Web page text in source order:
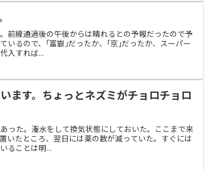
前線通過後の午後からは晴れるとの予報だったので予
いるので、｢富嶽｣だったか、｢京｣だったか、スーパー
入すれば...
ます。ちょっとネズミがチョロチョロ
った。潅水をして換気状態にしておいた。ここまで来
いたところ、翌日には薬の数が減っていた。すぐには
ることは明...